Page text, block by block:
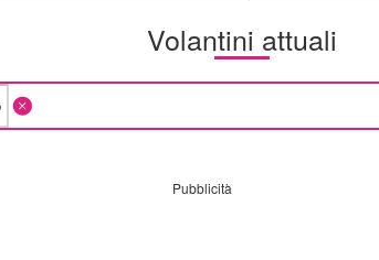
Volantini attuali
Pubblicità